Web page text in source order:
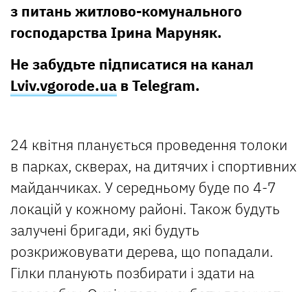
з питань житлово-комунального
господарства Ірина Маруняк.
Не забудьте підписатися на канал
Lviv.vgorode.ua в Telegram.
24 квітня планується проведення толоки
в парках, скверах, на дитячих і спортивних
майданчиках. У середньому буде по 4-7
локацій у кожному районі. Також будуть
залучені бригади, які будуть
розкрижовувати дерева, що попадали.
Гілки планують позбирати і здати на